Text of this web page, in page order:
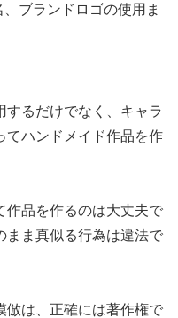
ブランドロゴの使用ま
するだけでなく、キャラ
てハンドメイド作品を作
作品を作るのは大丈夫で
まま真似る行為は違法で
倣は、正確には著作権で